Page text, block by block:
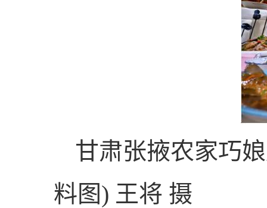
甘肃张掖农家巧
料图) 王将 摄